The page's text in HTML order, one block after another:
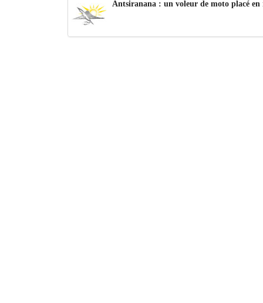
Antsiranana : un voleur de moto placé en